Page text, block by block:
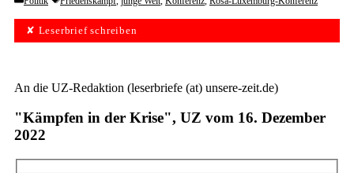
✘ Leserbrief schreiben
An die UZ-Redaktion (leserbriefe (at) unsere-zeit.de)
"Kämpfen in der Krise", UZ vom 16. Dezember
2022